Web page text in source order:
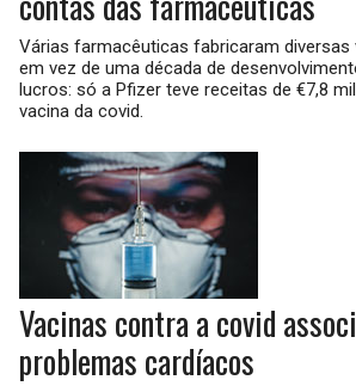
Várias farmacêuticas fabricaram diversas
em vez de uma década de
lucros: só a Pfizer teve receitas de €7,8
vacina da covid.
Vacinas contra a covid
problemas cardíacos